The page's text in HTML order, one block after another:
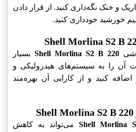
و خنک نگه‌داری کنید. از قرار دادن
خورشید خودداری کنید.
Shell Morlina S2 B 220 بسیار
آن را به سیستم‌های هیدرولیکی و
کنید و از کارایی آن بهره‌مند
Shell Morlina می‌تواند به کاهش